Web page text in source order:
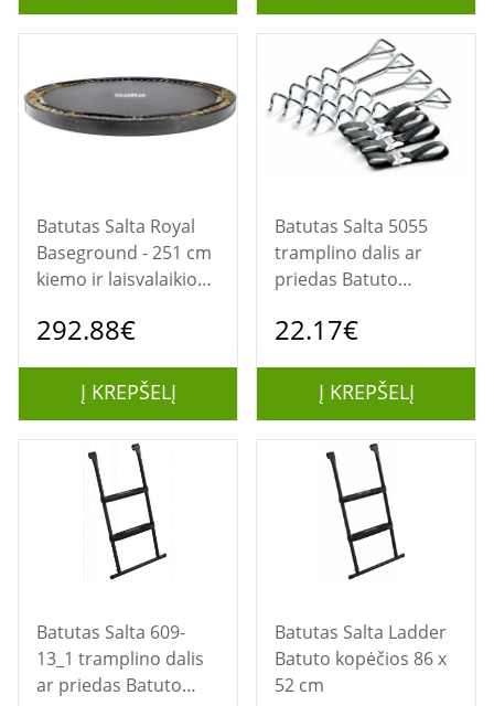
Batutas Salta Royal
Baseground - 251 cm
kiemo ir laisvalaikio
292.88€
Į KREPŠELĮ
Batutas Salta 5055
tramplino dalis ar
priedas Batuto
22.17€
Į KREPŠELĮ
Batutas Salta 609-
13_1 tramplino dalis
ar priedas Batuto
Batutas Salta Ladder
Batuto kopėčios 86 x
52 cm